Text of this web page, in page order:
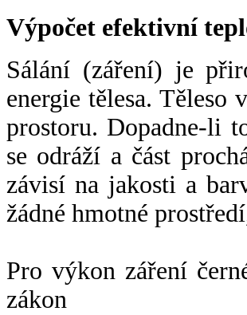
Výpočet efektivní
Sálání (záření) je
energie tělesa.
prostoru. Dopadne-li
se odráží a část
závisí na jakosti a
žádné hmotné
Pro výkon záření
zákon